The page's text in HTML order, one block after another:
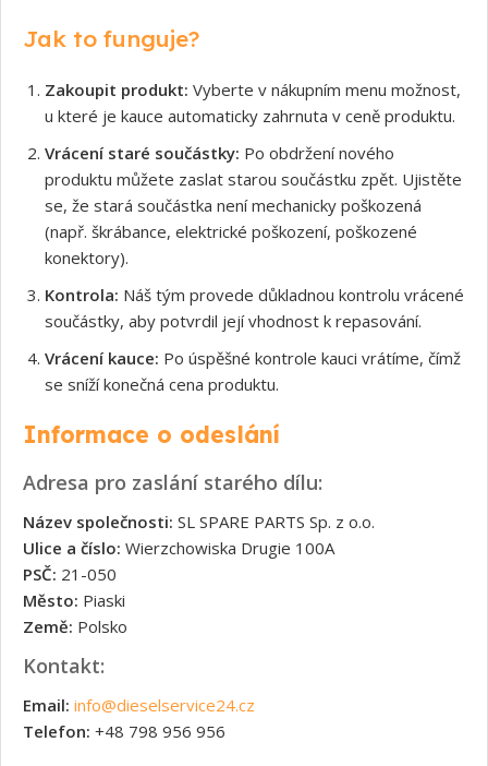
Jak to funguje?
Zakoupit produkt: Vyberte v nákupním menu možnost,
u které je kauce automaticky zahrnuta v ceně produktu.
Vrácení staré součástky: Po obdržení nového
produktu můžete zaslat starou součástku zpět. Ujistěte
se, že stará součástka není mechanicky poškozená
(např. škrábance, elektrické poškození, poškozené
konektory).
Kontrola: Náš tým provede důkladnou kontrolu vrácené
součástky, aby potvrdil její vhodnost k repasování.
Vrácení kauce: Po úspěšné kontrole kauci vrátíme, čímž
se sníží konečná cena produktu.
Informace o odeslání
Adresa pro zaslání starého dílu:
Název společnosti: SL SPARE PARTS Sp. z o.o.
Ulice a číslo: Wierzchowiska Drugie 100A
PSČ: 21-050
Město: Piaski
Země: Polsko
Kontakt:
Email: info@dieselservice24.cz
Telefon: +48 798 956 956